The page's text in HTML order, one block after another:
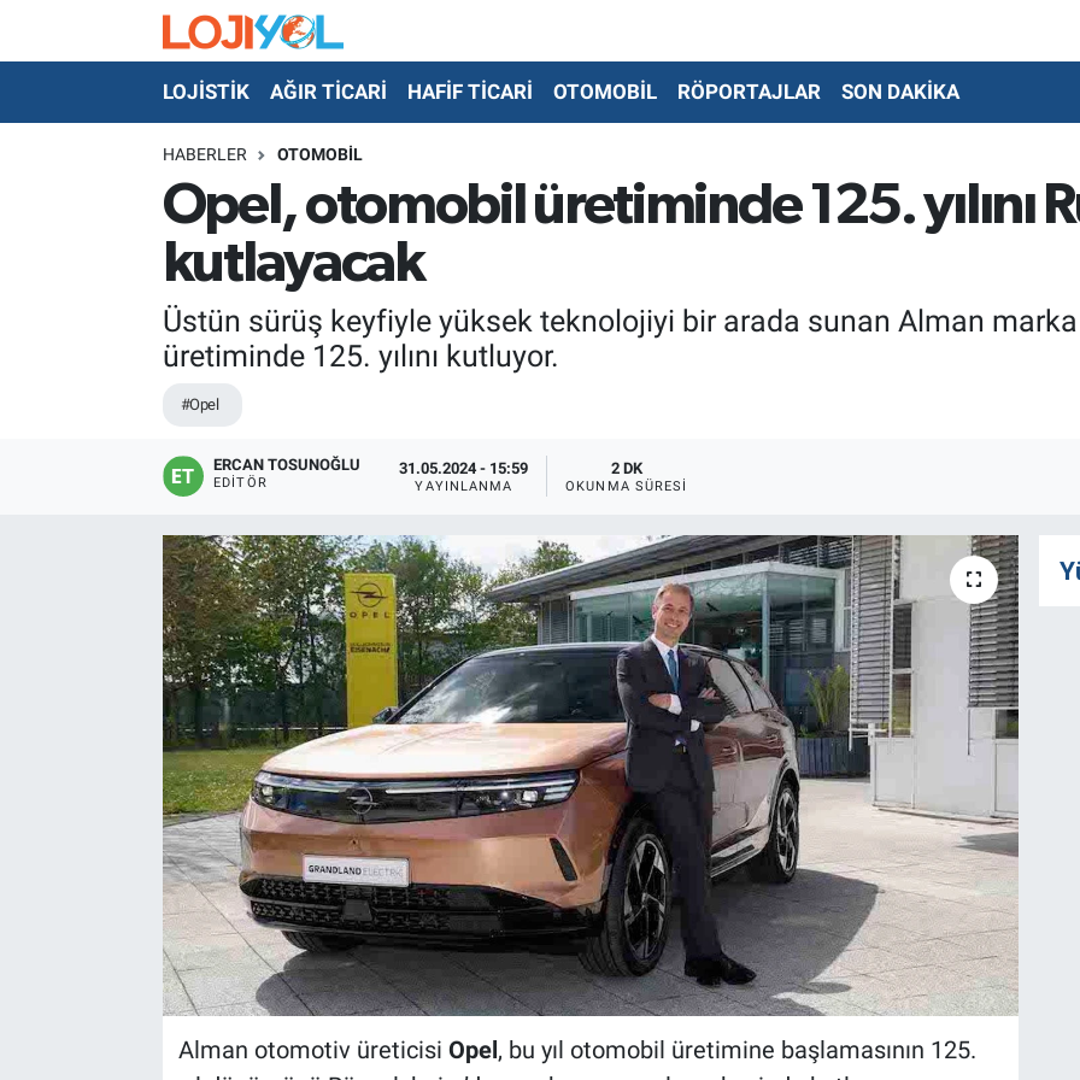
LOJİSTİK AĞIR TİCARİ HAFİF TİCARİ OTOMOBİL RÖPORTAJLAR SON DAKİKA
HABERLER OTOMOBİL
Opel, otomobil üretiminde 125. yılını
kutlayacak
Üstün sürüş keyfiyle yüksek teknolojiyi bir arada sunan Alman marka
üretiminde 125. yılını kutluyor.
#Opel
ERCAN TOSUNOĞLU
EDITÖR
31.05.2024 - 15:59
YAYINLANMA
2 DK
OKUNMA SÜRESI
Alman otomotiv üreticisi Opel, bu yıl otomobil üretimine başlamasının 125.
OTO-TEST